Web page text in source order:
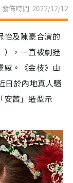
發佈時間: 2022/12/12
怡及陳豪合演的
），一直被劇迷
感。《金枝》由
日於內地真人騷
安茜」造型示